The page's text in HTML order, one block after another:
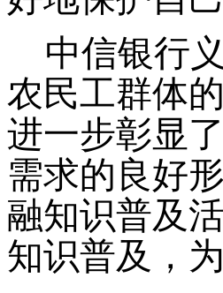
中信银行
农民工群体
进一步彰显
需求的良好
融知识普及
知识普及，